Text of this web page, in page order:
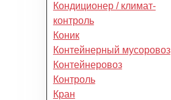
Кондиционер / климат-
контроль
Коник
Контейнерный мусоровоз
Контейнеровоз
Контроль
Кран